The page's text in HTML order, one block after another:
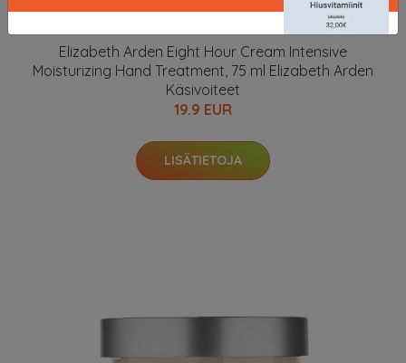
Elizabeth Arden Eight Hour Cream Intensive
Moisturizing Hand Treatment, 75 ml Elizabeth Arden
Käsivoiteet
19.9 EUR
LISÄTIETOJA